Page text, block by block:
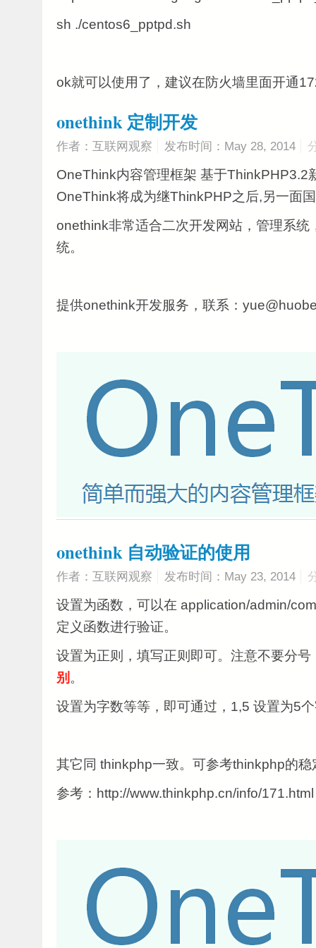
sh ./centos6_pptpd.sh
ok就可以使用了，建议在防火墙里面开通
onethink 定制开发
作者：互联网观察 发布时间：May 28, 2014
OneThink内容管理框架 基于ThinkPHP3.2
OneThink将成为继ThinkPHP之后,另一面
onethink非常适合二次开发网站，管理系统
统。
提供onethink开发服务，联系：
onethink 自动验证的使用
作者：互联网观察 发布时间：May 23, 2014
设置为函数，可以在 application/admin/
定义函数进行验证。
设置为正则，填写正则即可。注意不要分号
别 。
设置为字数等等，即可通过，1,5 设置为5
其它同 thinkphp一致。可参考thinkphp的稳
参考：http://www.thinkphp.cn/info/171.html